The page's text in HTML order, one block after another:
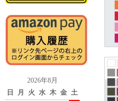
2026年8月
日
月 火 水 木 金 土